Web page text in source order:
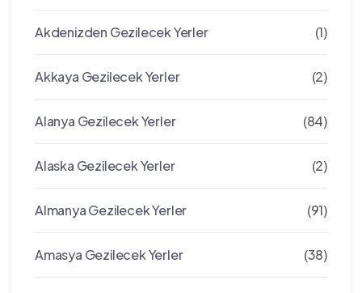
Akdenizden Gezilecek Yerler (1)
Akkaya Gezilecek Yerler (2)
Alanya Gezilecek Yerler (84)
Alaska Gezilecek Yerler (2)
Almanya Gezilecek Yerler (91)
Amasya Gezilecek Yerler (38)